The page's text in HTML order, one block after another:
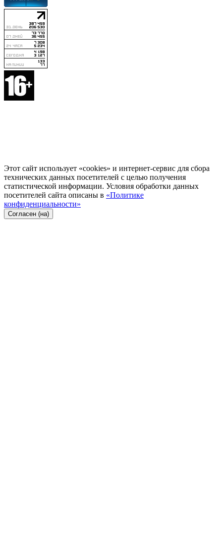
Этот сайт использует «cookies» и интернет-сервис для сбора
технических данных посетителей с целью получения
статистической информации. Условия обработки данных
посетителей сайта описаны в «Политике
конфиденциальности»
Согласен (на)